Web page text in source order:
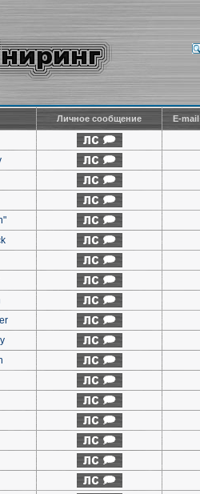
Личное сообщение E-